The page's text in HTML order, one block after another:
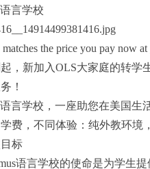
言学校
the price you pay now
，新加入OLS大家庭的转学
！
言学校，一座助您在美国生
费，不同体验：纯外教环境
标
语言学校的使命是为学生